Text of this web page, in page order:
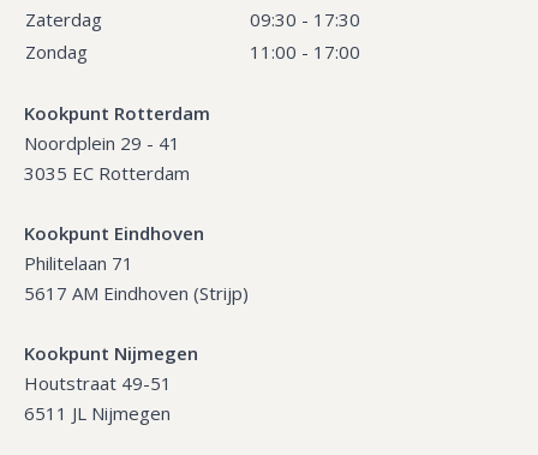
Zaterdag
09:30 - 17:30
Zondag
11:00 - 17:00
Kookpunt Rotterdam
Noordplein 29 - 41
3035 EC Rotterdam
Kookpunt Eindhoven
Philitelaan 71
5617 AM Eindhoven (Strijp)
Kookpunt Nijmegen
Houtstraat 49-51
6511 JL Nijmegen